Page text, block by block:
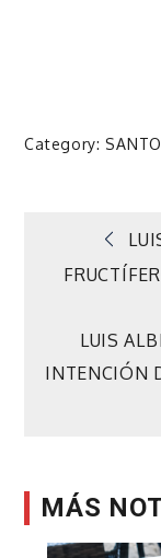
Category:
LUIS
INTENCIÓN
MÁS